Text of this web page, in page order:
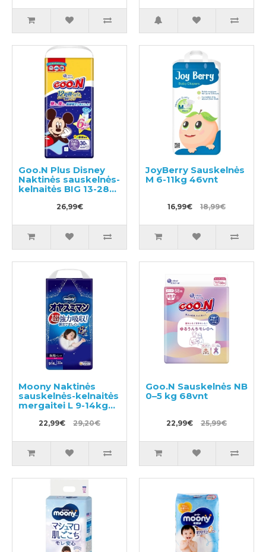
Goo.N Plus Disney
Naktinės sauskelnės-
kelnaitės BIG 13-28
26,99€
JoyBerry Sauskelnės
M 6-11kg 46vnt
16,99€ 18,99€
Moony Naktinės
sauskelnės-kelnaitės
mergaitei L 9-14kg
22,99€ 29,20€
Goo.N Sauskelnės NB
0–5 kg 68vnt
22,99€ 25,99€